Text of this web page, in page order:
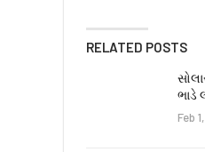
RELATED POSTS
ભાડે
Feb